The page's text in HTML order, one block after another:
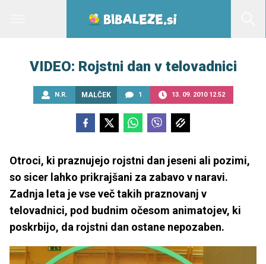
VIDEO: Rojstni dan v telovadnici
N.R. MALČEK 1 13. 09. 2010 12.52
Otroci, ki praznujejo rojstni dan jeseni ali pozimi,
so sicer lahko prikrajšani za zabavo v naravi.
Zadnja leta je vse več takih praznovanj v
telovadnici, pod budnim očesom animatojev, ki
poskrbijo, da rojstni dan ostane nepozaben.